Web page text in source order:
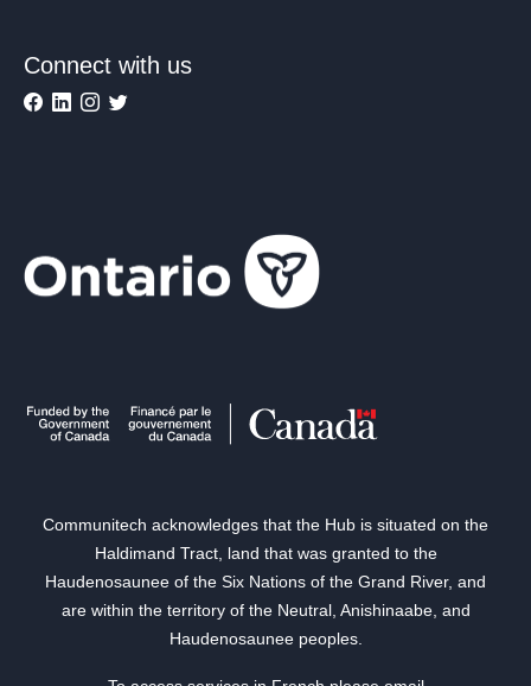
Connect with us
Communitech acknowledges that the Hub is situated on the
Haldimand Tract, land that was granted to the
Haudenosaunee of the Six Nations of the Grand River, and
are within the territory of the Neutral, Anishinaabe, and
Haudenosaunee peoples.